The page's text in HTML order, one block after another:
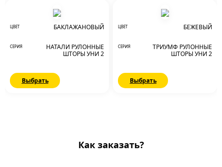
ЦВЕТ БАКЛАЖАНОВЫЙ
СЕРИЯ
НАТАЛИ РУЛОННЫЕ
ШТОРЫ УНИ 2
Выбрать
ЦВЕТ БЕЖЕВЫЙ
СЕРИЯ
ТРИУМФ РУЛОННЫЕ
ШТОРЫ УНИ 2
Выбрать
Как заказать?